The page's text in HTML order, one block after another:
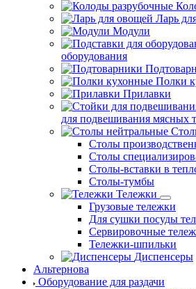
Ларь
Модули
оборудования
Полки
Прилавки
для подвешивания мясных
Столы
Столы
Столы-вставки в
Столы-тумбы
Тележки
Грузовые тележки
Для сушки посуды
Сервировочные
Тележки-шпильки
Диспенсеры
Альтернова
Оборудование для раздачи